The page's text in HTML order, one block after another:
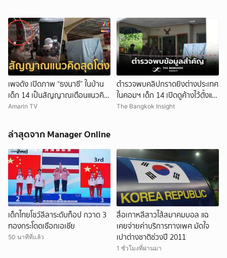
เพจดัง เปิดภาพ “ธงนาซี” ในบ้าน
เด็ก 14 เป็นสัญญาณเตือนแนวคิด
สุดโต่ง
Amarin TV
ตำรวจพบคลิปกราดยิงต่างประเทศ
ในคอมฯ เด็ก 14 เปิดดูค้างไว้ตั้งแต่
วันที่ 30 ก.ค.
The Bangkok Insight
ล่าสุดจาก Manager Online
เด็กไทยโชว์ลีลาระดับท็อป กวาด 3
ทองกระโดดเชือกเอเชีย
50 นาทีที่แล้ว
สื่อเกาหลีสาวไส้สมาคมบอล แฉ
เคยจ่ายค่าบริการทางเพศ มัดใจ
เปาต่างชาติช่วงปี 2011
1 ชั่วโมงที่ผ่านมา